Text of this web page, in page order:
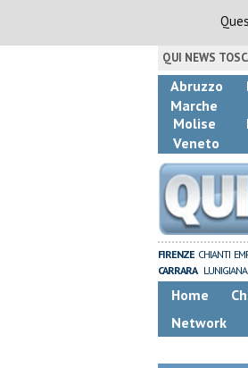
QUI NEWS
Abruzzo
Marche
Molise
Veneto
FIRENZE CHIANTI
CARRARA LUNIGIANA
Home
Network